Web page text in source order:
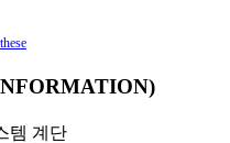
these
템 계단